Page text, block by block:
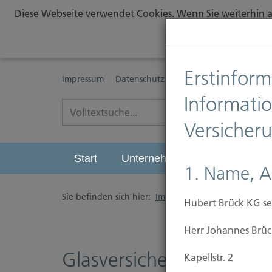
Diese Webseite verwendet Cookies. Wenn Sie
Impressum Datenschutz Erstinformationspflichten
Start Unternehmen
Sie befinden sich hier: Immobilien Versicherung
Glasversicherung
1. Name,
Hubert Brück KG
Herr Johannes
Kapellstr. 2